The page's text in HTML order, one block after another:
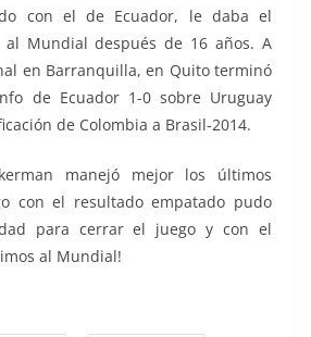
con el de Ecuador, le daba el
Mundial después de 16 años. A
en Barranquilla, en Quito terminó
de Ecuador 1-0 sobre Uruguay
de Colombia a Brasil-2014.
manejó mejor los últimos
con el resultado empatado pudo
para cerrar el juego y con el
al Mundial!